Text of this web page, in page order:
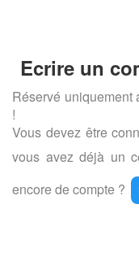
Ecrire un
Réservé uniquement
!
Vous devez être
vous avez déjà un
encore de compte ?